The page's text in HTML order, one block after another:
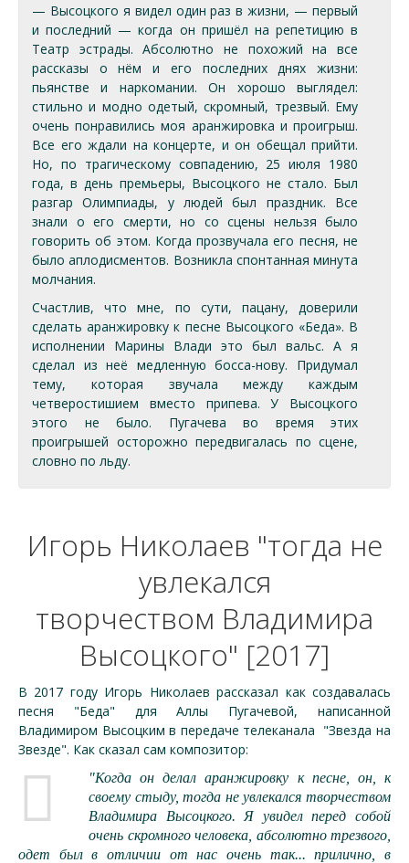
— Высоцкого я видел один раз в жизни, — первый
и последний — когда он пришёл на репетицию в
Театр эстрады. Абсолютно не похожий на все
рассказы о нём и его последних днях жизни:
пьянстве и наркомании. Он хорошо выглядел:
стильно и модно одетый, скромный, трезвый. Ему
очень понравились моя аранжировка и проигрыш.
Все его ждали на концерте, и он обещал прийти.
Но, по трагическому совпадению, 25 июля 1980
года, в день премьеры, Высоцкого не стало. Был
разгар Олимпиады, у людей был праздник. Все
знали о его смерти, но со сцены нельзя было
говорить об этом. Когда прозвучала его песня, не
было аплодисментов. Возникла спонтанная минута
молчания.
Счастлив, что мне, по сути, пацану, доверили
сделать аранжировку к песне Высоцкого «Беда». В
исполнении Марины Влади это был вальс. А я
сделал из неё медленную босса-нову. Придумал
тему, которая звучала между каждым
четверостишием вместо припева. У Высоцкого
этого не было. Пугачева во время этих
проигрышей осторожно передвигалась по сцене,
словно по льду.
Игорь Николаев "тогда не
увлекался
творчеством Владимира
Высоцкого" [2017]
В 2017 году Игорь Николаев рассказал как создавалась
песня "Беда" для Аллы Пугачевой, написанной
Владимиром Высоцким в передаче телеканала "Звезда на
Звезде". Как сказал сам композитор:
"Когда он делал аранжировку к песне, он, к
своему стыду, тогда не увлекался творчеством
Владимира Высоцкого. Я увидел перед собой
очень скромного человека, абсолютно трезвого,
одет был в отличии от нас очень так... прилично, в